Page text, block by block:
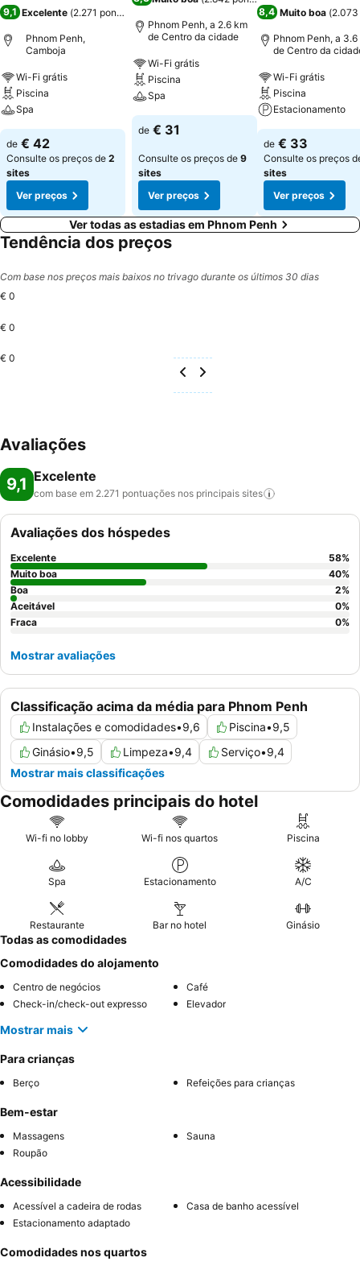
9,1 Excelente (2.271 pontuações
Phnom Penh,
Camboja
Wi-Fi grátis
Piscina
Spa
de € 42
Consulte os preços de 2
sites
Ver preços
Phnom Penh, a 2.6 km
de Centro da cidade
Wi-Fi grátis
Piscina
Spa
de € 31
Consulte os preços de 9
sites
Ver preços
8,4 Muito boa (2.073
Phnom Penh, a 3.6
de Centro da
Wi-Fi grátis
Piscina
Estacionamento
de € 33
Consulte os preços
sites
Ver preços
Ver todas as estadias em Phnom Penh
Tendência dos preços
Com base nos preços mais baixos no trivago durante os últimos 30 dias
€ 0
€ 0
€ 0
Avaliações
9,1 Excelente
com base em 2.271 pontuações nos principais sites
Classificação acima da média para Phnom Penh
Instalações e comodidades•9,6 Piscina•9,5
Ginásio•9,5 Limpeza•9,4 Serviço•9,4
Mostrar mais classificações
Avaliações dos hóspedes
Excelente 58%
Muito boa
40%
Boa
2%
Aceitável
0%
Fraca
0%
Mostrar avaliações
Comodidades principais do hotel
Wi-fi no lobby Wi-fi nos quartos Piscina
Spa Estacionamento A/C
Restaurante Bar no hotel Ginásio
Todas as comodidades
Comodidades do alojamento
Centro de negócios
Café
Check-in/check-out expresso
Elevador
Mostrar mais
Para crianças
Berço Refeições para crianças
Bem-estar
Massagens
Sauna
Roupão
Acessibilidade
Acessível a cadeira de rodas
Casa de banho acessível
Estacionamento adaptado
Comodidades nos quartos